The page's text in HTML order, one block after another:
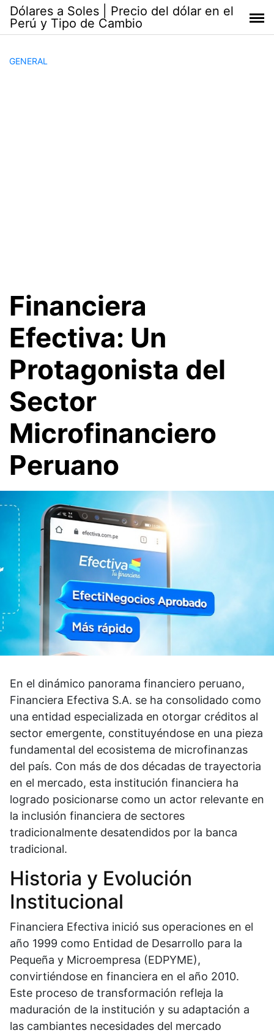
Saltar
contenido
Dólares a Soles | Precio del dólar en el
Perú y Tipo de Cambio
GENERAL
Financiera
Efectiva: Un
Protagonista del
Sector
Microfinanciero
Peruano
En el dinámico panorama financiero peruano,
Financiera Efectiva S.A. se ha consolidado como
una entidad especializada en otorgar créditos al
sector emergente, constituyéndose en una pieza
fundamental del ecosistema de microfinanzas
del país. Con más de dos décadas de trayectoria
en el mercado, esta institución financiera ha
logrado posicionarse como un actor relevante en
la inclusión financiera de sectores
tradicionalmente desatendidos por la banca
tradicional.
Historia y Evolución
Institucional
Financiera Efectiva inició sus operaciones en el
año 1999 como Entidad de Desarrollo para la
Pequeña y Microempresa (EDPYME),
convirtiéndose en financiera en el año 2010.
Este proceso de transformación refleja la
maduración de la institución y su adaptación a
las cambiantes necesidades del mercado